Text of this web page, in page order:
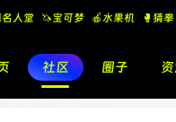
名人堂 🦄宝可梦 🍎水果机 🥊猜拳
社区 圈子